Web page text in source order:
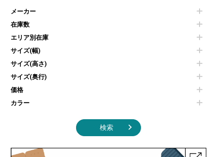
その他OA機器
コートハンガー・ポールハンガー
傘立て
食器棚・キッチンキャビネット
カタログスタンド
オフィスアクセサリーその他
カウンターテーブル
センターテーブル・サイドテーブル
ベンチ・スツール
ソファ
シェルフ
ダストボックス（ゴミ箱）
インテリア家具その他
冷蔵庫・洗濯機
空気清浄機・加湿器
液晶テレビ・モニター類
エアコン
掃除機
季節家電
メーカー
在庫数
エリア別在庫
サイズ(幅)
サイズ(高さ)
サイズ(奥行)
価格
カラー
検索